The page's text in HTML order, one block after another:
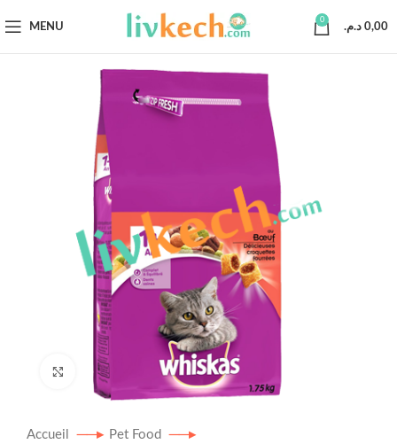
MENU
0
0,00 د.م.
Click to enlarge
Accueil
Pet Food